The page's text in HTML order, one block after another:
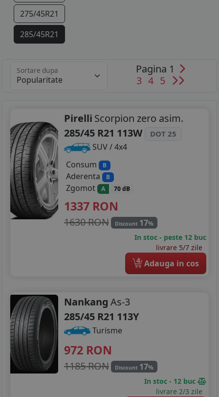
275/45R21
285/45R21
315/40R21
325/35R22
Sortare dupa
Pagina 1
3 4 5
Pirelli Scorpion zero asim.
285/45 R21 113W
DOT 25
SUV / 4x4
Consum
B
Aderenta B
Zgomot A 70 dB
1337 RON
1630 RON Discount 17%
In stoc - peste 12 buc
livrare 5/7 zile
4 Adauga in cos
Nankang As-3
285/45 R21 113Y
Turisme
972 RON
1185 RON Discount 17%
In stoc - 12 buc
livrare 2/3 zile